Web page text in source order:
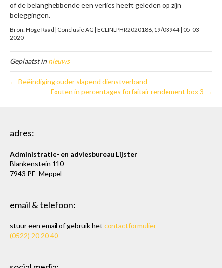
of de belanghebbende een verlies heeft geleden op zijn
beleggingen.
Bron: Hoge Raad | Conclusie AG | ECLINLPHR2020186, 19/03944 | 05-03-
2020
Geplaatst innieuws
← Beëindiging ouder slapend dienstverband
Fouten in percentages forfaitair rendement box 3 →
adres:
Administratie- en adviesbureau Lijster
Blankenstein 110
7943 PE Meppel
email & telefoon:
stuur een email of gebruik het contactformulier
(0522) 20 20 40